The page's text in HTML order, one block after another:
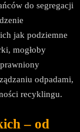
do segregacji
jak podziemne
mogłoby
odpadami,
recyklingu.
– od